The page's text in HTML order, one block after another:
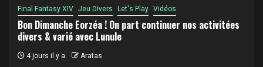
Final Fantasy XIV Jeu Divers Let's Play Vidéos
Bon Dimanche Eorzéa ! On part continuer nos activitées
divers & varié avec Lunule
4 jours il y a Aratas